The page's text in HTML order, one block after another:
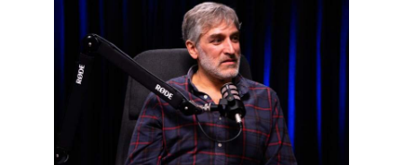
Água potável vs água
funcional: explicação
científica, com o
hidrogeólogo Carlos
Miraldo Ordens